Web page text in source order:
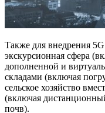
Также для внедрения
экскурсионная сфера
дополненной и
складами (включая
сельское хозяйство
(включая
почв).